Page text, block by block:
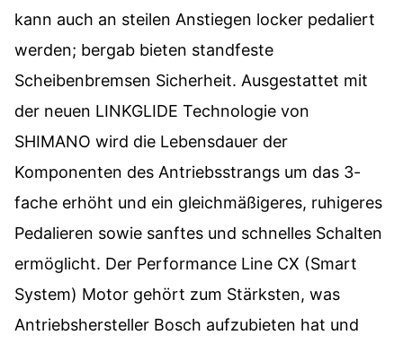
kann auch an steilen Anstiegen locker pedaliert
werden; bergab bieten standfeste
Scheibenbremsen Sicherheit. Ausgestattet mit
der neuen LINKGLIDE Technologie von
SHIMANO wird die Lebensdauer der
Komponenten des Antriebsstrangs um das 3-
fache erhöht und ein gleichmäßigeres, ruhigeres
Pedalieren sowie sanftes und schnelles Schalten
ermöglicht. Der Performance Line CX (Smart
System) Motor gehört zum Stärksten, was
Antriebshersteller Bosch aufzubieten hat und